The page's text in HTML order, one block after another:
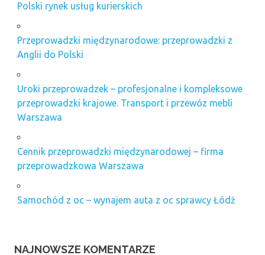
Polski rynek usług kurierskich
Przeprowadzki międzynarodowe: przeprowadzki z
Anglii do Polski
Uroki przeprowadzek – profesjonalne i kompleksowe
przeprowadzki krajowe. Transport i przewóz mebli
Warszawa
Cennik przeprowadzki międzynarodowej – firma
przeprowadzkowa Warszawa
Samochód z oc – wynajem auta z oc sprawcy Łódź
NAJNOWSZE KOMENTARZE